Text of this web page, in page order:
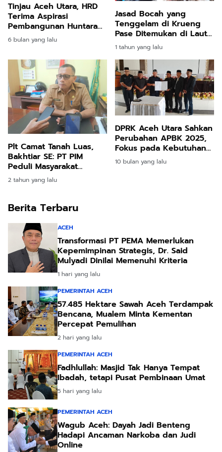
Tinjau Aceh Utara, HRD
Terima Aspirasi
Pembangunan Huntara
dan Pembersihan
Lumpur di Sejumlah
6 bulan yang lalu
Jasad Bocah yang
Tenggelam di Krueng
Pase Ditemukan di Laut
Lhokseumawe
1 tahun yang lalu
Plt Camat Tanah Luas,
Bakhtiar SE: PT PIM
Peduli Masyarakat
Terdampak Bencana
2 tahun yang lalu
DPRK Aceh Utara Sahkan
Perubahan APBK 2025,
Fokus pada Kebutuhan
Publik dan Stabilitas
Pembangunan
10 bulan yang lalu
Berita Terbaru
ACEH
Transformasi PT PEMA Memerlukan
Kepemimpinan Strategis, Dr. Said
Mulyadi Dinilai Memenuhi Kriteria
1 hari yang lalu
PEMERINTAH ACEH
57.485 Hektare Sawah Aceh Terdampak
Bencana, Mualem Minta Kementan
Percepat Pemulihan
2 hari yang lalu
PEMERINTAH ACEH
Fadhlullah: Masjid Tak Hanya Tempat
Ibadah, tetapi Pusat Pembinaan Umat
5 hari yang lalu
PEMERINTAH ACEH
Wagub Aceh: Dayah Jadi Benteng
Hadapi Ancaman Narkoba dan Judi
Online